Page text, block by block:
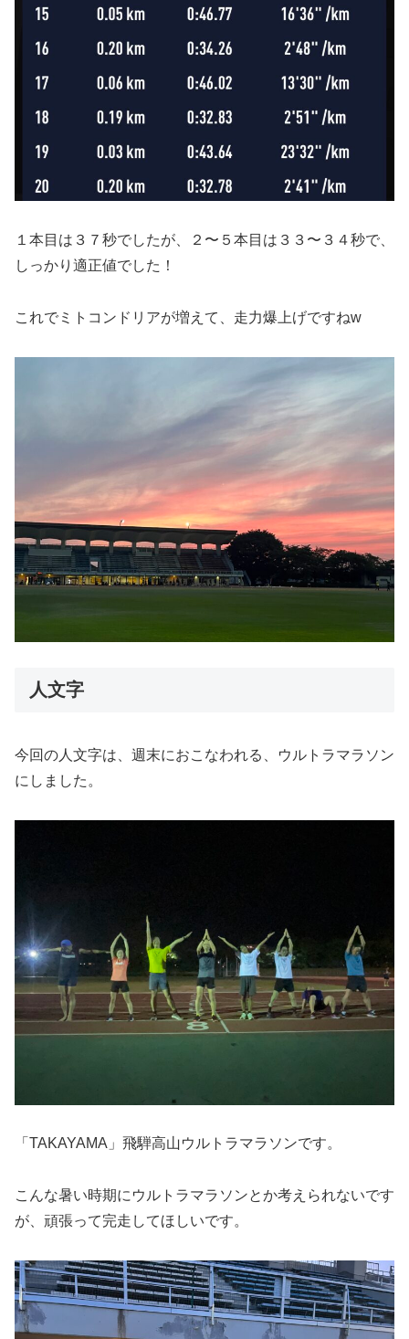
１本目は３７秒でしたが、２〜５本目は３３〜３４秒で、
しっかり適正値でした！
これでミトコンドリアが増えて、走力爆上げですねw
人文字
今回の人文字は、週末におこなわれる、ウルトラマラソン
にしました。
「TAKAYAMA」飛騨高山ウルトラマラソンです。
こんな暑い時期にウルトラマラソンとか考えられないです
が、頑張って完走してほしいです。